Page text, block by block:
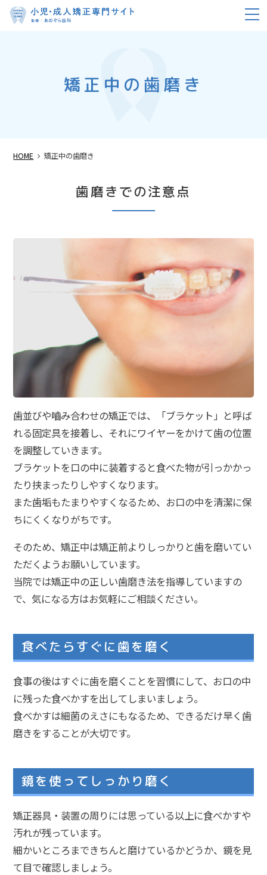
矯正中の歯磨き
HOME 矯正中の歯磨き
歯磨きでの注意点
歯並びや嚙み合わせの矯正では、「ブラケット」と呼ば
れる固定具を接着し、それにワイヤーをかけて歯の位置
を調整していきます。
ブラケットを口の中に装着すると食べた物が引っかかっ
たり挟まったりしやすくなります。
また歯垢もたまりやすくなるため、お口の中を清潔に保
ちにくくなりがちです。
そのため、矯正中は矯正前よりしっかりと歯を磨いてい
ただくようお願いしています。
当院では矯正中の正しい歯磨き法を指導していますの
で、気になる方はお気軽にご相談ください。
食べたらすぐに歯を磨く
食事の後はすぐに歯を磨くことを習慣にして、お口の中
に残った食べかすを出してしまいましょう。
食べかすは細菌のえさにもなるため、できるだけ早く歯
磨きをすることが大切です。
鏡を使ってしっかり磨く
矯正器具・装置の周りには思っている以上に食べかすや
汚れが残っています。
細かいところまできちんと磨けているかどうか、鏡を見
て目で確認しましょう。